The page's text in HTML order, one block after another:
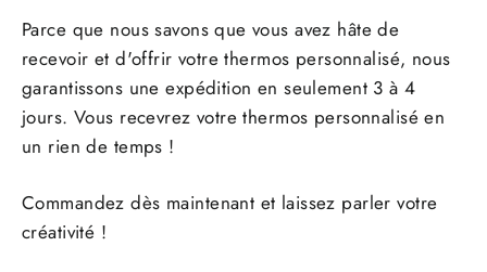
Parce que nous savons que vous avez hâte de
recevoir et d'offrir votre thermos personnalisé, nous
garantissons une expédition en seulement 3 à 4
jours. Vous recevrez votre thermos personnalisé en
un rien de temps !
Commandez dès maintenant et laissez parler votre
créativité !